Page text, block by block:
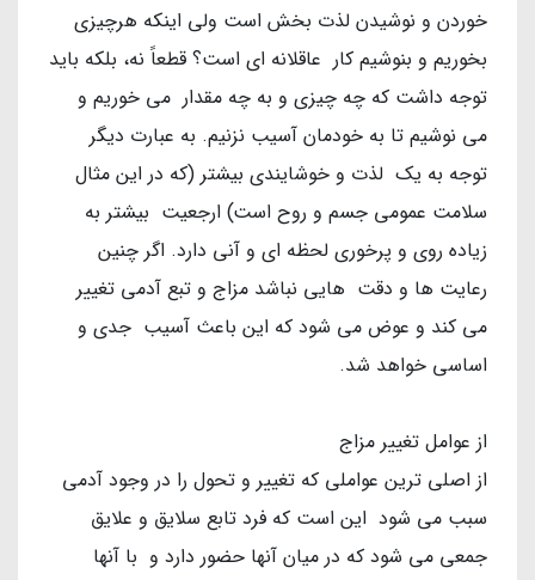
خوردن و نوشیدن لذت بخش است ولی اینکه هرچیزی
بخوریم و بنوشیم کار عاقلانه ای است؟ قطعاً نه، بلکه باید
توجه داشت که چه چیزی و به چه مقدار می خوریم و
می نوشیم تا به خودمان آسیب نزنیم. به عبارت دیگر
توجه به یک لذت و خوشایندی بیشتر (که در این مثال
سلامت عمومی جسم و روح است) ارجعیت بیشتر به
زیاده روی و پرخوری لحظه ای و آنی دارد. اگر چنین
رعایت ها و دقت هایی نباشد مزاج و تبع آدمی تغییر
می کند و عوض می شود که این باعث آسیب جدی و
اساسی خواهد شد.
از عوامل تغییر مزاج
از اصلی ترین عواملی که تغییر و تحول را در وجود آدمی
سبب می شود این است که فرد تابع سلایق و علایق
جمعی می شود که در میان آنها حضور دارد و با آنها